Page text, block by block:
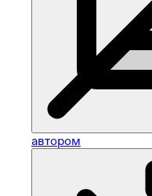
автором